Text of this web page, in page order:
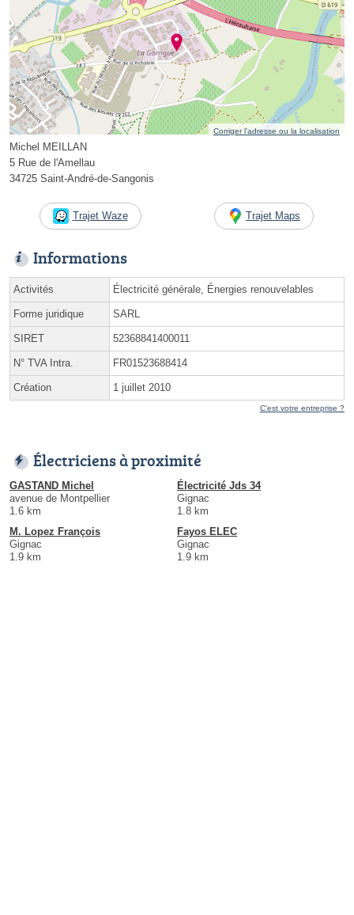
Corriger l’adresse ou la localisation
Michel MEILLAN
5 Rue de l'Amellau
34725 Saint-André-de-Sangonis
Trajet Waze Trajet Maps
Informations
Activités Électricité générale, Énergies renouvelables
Forme juridique SARL
SIRET 52368841400011
N° TVA Intra. FR01523688414
Création 1 juillet 2010
C'est votre entreprise ?
Électriciens à proximité
GASTAND Michel
avenue de Montpellier
1.6 km
Électricité Jds 34
Gignac
1.8 km
M. Lopez François
Gignac
1.9 km
Fayos ELEC
Gignac
1.9 km